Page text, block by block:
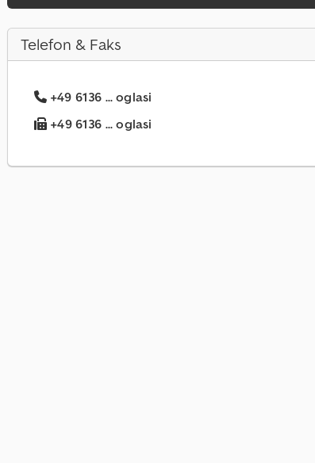
Telefon & Faks
+49 6136 ... oglasi
+49 6136 ... oglasi